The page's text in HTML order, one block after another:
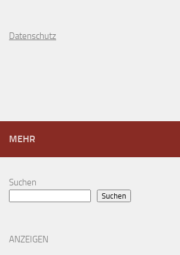
Datenschutz
MEHR
Suchen
Suchen
ANZEIGEN